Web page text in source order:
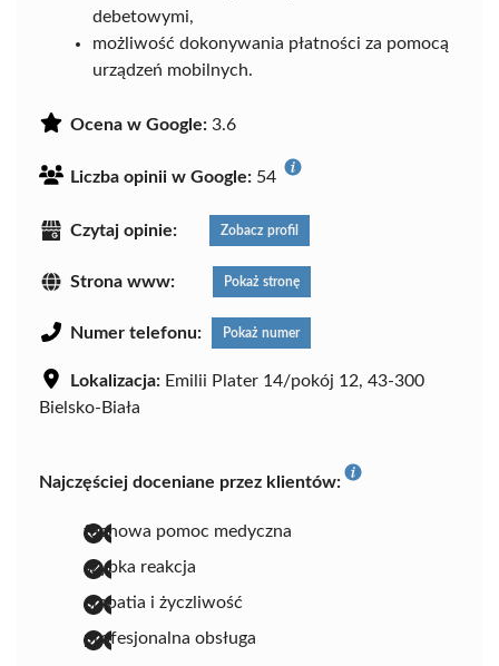
debetowymi,
możliwość dokonywania płatności za pomocą
urządzeń mobilnych.
Ocena w Google: 3.6
Liczba opinii w Google: 54
Czytaj opinie: Zobacz profil
Strona www: Pokaż stronę
Numer telefonu: Pokaż numer
Lokalizacja: Emilii Plater 14/pokój 12, 43-300
Bielsko-Biała
Najczęściej doceniane przez klientów:
fachowa pomoc medyczna
szybka reakcja
empatia i życzliwość
profesjonalna obsługa